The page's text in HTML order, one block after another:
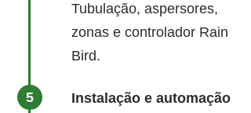
Tubulação, aspersores,
zonas e controlador Rain
Bird.
Instalação e automação